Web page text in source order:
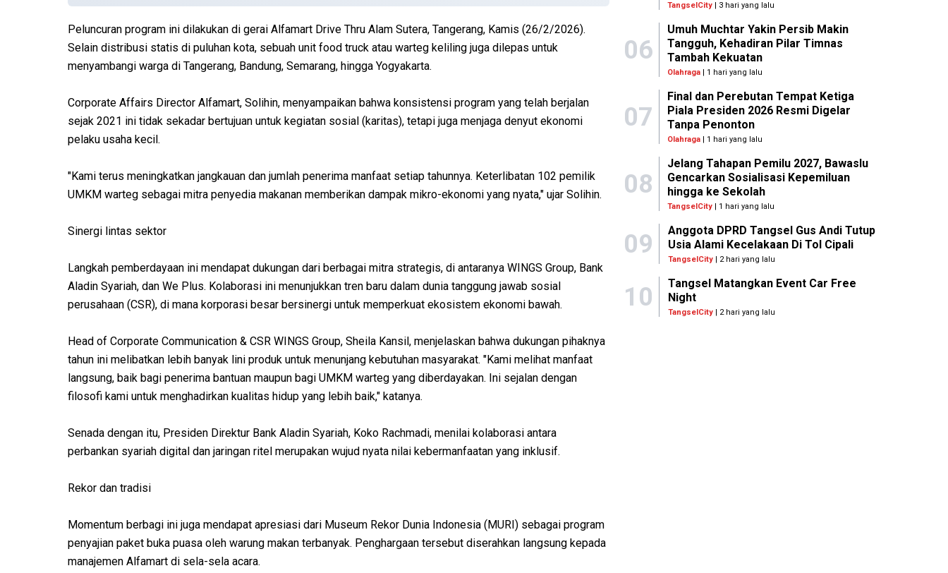
Peluncuran program ini dilakukan di gerai Alfamart Drive Thru Alam Sutera, Tangerang, Kamis (26/2/2026).
Selain distribusi statis di puluhan kota, sebuah unit food truck atau warteg keliling juga dilepas untuk
menyambangi warga di Tangerang, Bandung, Semarang, hingga Yogyakarta.
Corporate Affairs Director Alfamart, Solihin, menyampaikan bahwa konsistensi program yang telah berjalan
sejak 2021 ini tidak sekadar bertujuan untuk kegiatan sosial (karitas), tetapi juga menjaga denyut ekonomi
pelaku usaha kecil.
"Kami terus meningkatkan jangkauan dan jumlah penerima manfaat setiap tahunnya. Keterlibatan 102 pemilik
UMKM warteg sebagai mitra penyedia makanan memberikan dampak mikro-ekonomi yang nyata," ujar Solihin.
Sinergi lintas sektor
Langkah pemberdayaan ini mendapat dukungan dari berbagai mitra strategis, di antaranya WINGS Group, Bank
Aladin Syariah, dan We Plus. Kolaborasi ini menunjukkan tren baru dalam dunia tanggung jawab sosial
perusahaan (CSR), di mana korporasi besar bersinergi untuk memperkuat ekosistem ekonomi bawah.
Head of Corporate Communication & CSR WINGS Group, Sheila Kansil, menjelaskan bahwa dukungan pihaknya
tahun ini melibatkan lebih banyak lini produk untuk menunjang kebutuhan masyarakat. "Kami melihat manfaat
langsung, baik bagi penerima bantuan maupun bagi UMKM warteg yang diberdayakan. Ini sejalan dengan
filosofi kami untuk menghadirkan kualitas hidup yang lebih baik," katanya.
Senada dengan itu, Presiden Direktur Bank Aladin Syariah, Koko Rachmadi, menilai kolaborasi antara
perbankan syariah digital dan jaringan ritel merupakan wujud nyata nilai kebermanfaatan yang inklusif.
Rekor dan tradisi
Momentum berbagi ini juga mendapat apresiasi dari Museum Rekor Dunia Indonesia (MURI) sebagai program
penyajian paket buka puasa oleh warung makan terbanyak. Penghargaan tersebut diserahkan langsung kepada
manajemen Alfamart di sela-sela acara.
TangselCity | 3 hari yang lalu
06
Umuh Muchtar Yakin Persib Makin
Tangguh, Kehadiran Pilar Timnas
Tambah Kekuatan
Olahraga | 1 hari yang lalu
07
Final dan Perebutan Tempat Ketiga
Piala Presiden 2026 Resmi Digelar
Tanpa Penonton
Olahraga | 1 hari yang lalu
08
Jelang Tahapan Pemilu 2027, Bawaslu
Gencarkan Sosialisasi Kepemiluan
hingga ke Sekolah
TangselCity | 1 hari yang lalu
09
Anggota DPRD Tangsel Gus Andi Tutup
Usia Alami Kecelakaan Di Tol Cipali
TangselCity| 2 hari yang lalu
10
Tangsel Matangkan Event Car Free
Night
TangselCity| 2 hari yang lalu